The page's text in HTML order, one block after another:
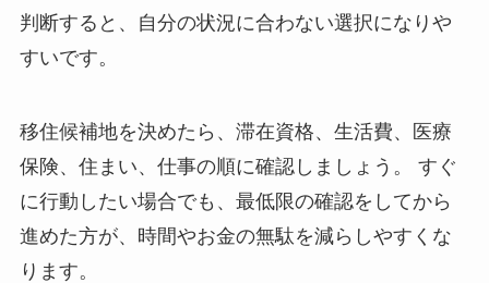
判断すると、自分の状況に合わない選択になりや
すいです。
移住候補地を決めたら、滞在資格、生活費、医療
保険、住まい、仕事の順に確認しましょう。 すぐ
に行動したい場合でも、最低限の確認をしてから
進めた方が、時間やお金の無駄を減らしやすくな
ります。